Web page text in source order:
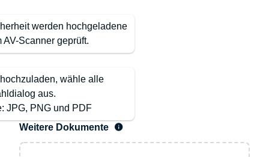
werden hochgeladene
Scanner geprüft.
wähle alle
aus.
JPG, PNG und PDF
Weitere Dokumente